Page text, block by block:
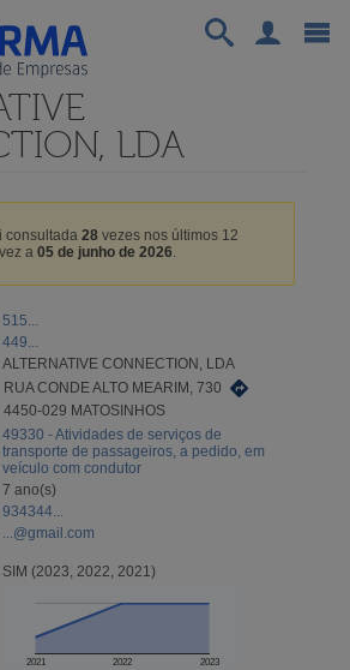
LDA
consultada 28vezes nos últimos 12
a 05 de junho de 2026.
515...
449...
ALTERNATIVE CONNECTION, LDA
RUA CONDE ALTO MEARIM, 730
4450-029 MATOSINHOS
49330 - Atividades de serviços de
transporte de passageiros, a pedido, em
veículo com condutor
7 ano(s)
934344...
...@gmail.com
SIM (2023, 2022, 2021)
2021 2022 2023